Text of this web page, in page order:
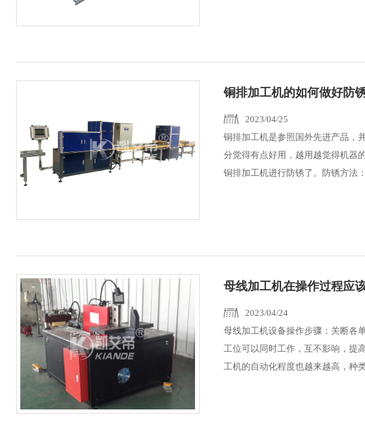
铜排加工机的如何做好防
2023/04/25
铜排加工机是参照国外先进产品，
分觉得有点好用，越用越觉得机器
铜排加工机进行防锈了。防锈方法
母线加工机在操作过程应
2023/04/24
母线加工机设备操作步骤：关断各
工位可以同时工作，互不影响，
工机的自动化程度也越来越高，